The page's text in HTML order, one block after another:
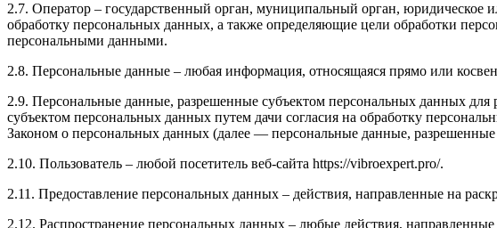
2.7. Оператор – государственный орган, муниципальный орган,
обработку персональных данных, а также определяющие цели обработки
персональными данными.
2.8. Персональные данные – любая информация, относящаяся прямо или
2.9. Персональные данные, разрешенные субъектом персональных данных
субъектом персональных данных путем дачи согласия на обработку
Законом о персональных данных (далее — персональные данные, разрешенные
2.10. Пользователь – любой посетитель веб-сайта https://vibroexpert.pro/.
2.11. Предоставление персональных данных – действия, направленные на
2.12. Распространение персональных данных – любые действия,